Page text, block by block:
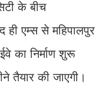
के बीच
एम्स से महिपालपुर
का निर्माण शुरू
तैयार की जाएगी।